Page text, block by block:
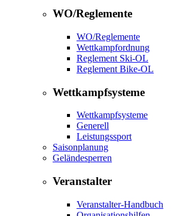
WO/Reglemente
WO/Reglemente
Wettkampfordnung
Reglement Ski-OL
Reglement Bike-OL
Wettkampfsysteme
Wettkampfsysteme
Generell
Leistungssport
Saisonplanung
Geländesperren
Veranstalter
Veranstalter-Handbuch